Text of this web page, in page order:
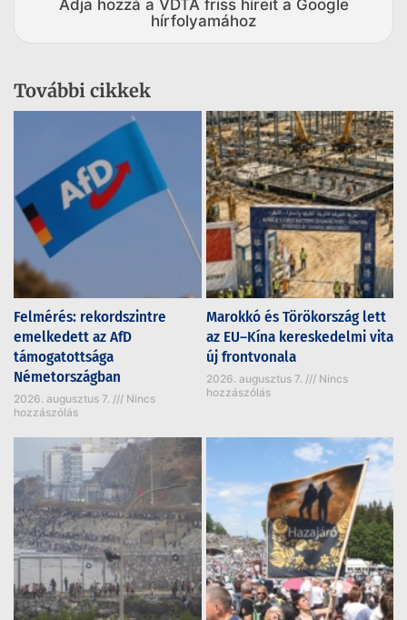
Adja hozzá a VDTA friss híreit a Google
hírfolyamához
További cikkek
Felmérés: rekordszintre
emelkedett az AfD
támogatottsága
Németországban
2026. augusztus 7.
Nincs
hozzászólás
Marokkó és Törökország lett
az EU–Kína kereskedelmi vita
új frontvonala
2026. augusztus 7.
Nincs
hozzászólás